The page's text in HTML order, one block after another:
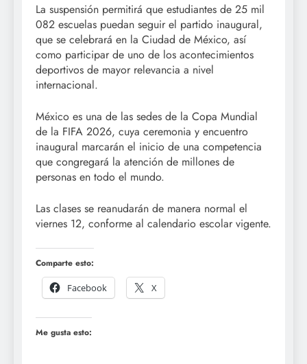
La suspensión permitirá que estudiantes de 25 mil
082 escuelas puedan seguir el partido inaugural,
que se celebrará en la Ciudad de México, así
como participar de uno de los acontecimientos
deportivos de mayor relevancia a nivel
internacional.
México es una de las sedes de la Copa Mundial
de la FIFA 2026, cuya ceremonia y encuentro
inaugural marcarán el inicio de una competencia
que congregará la atención de millones de
personas en todo el mundo.
Las clases se reanudarán de manera normal el
viernes 12, conforme al calendario escolar vigente.
Comparte esto:
Facebook
X
Me gusta esto: